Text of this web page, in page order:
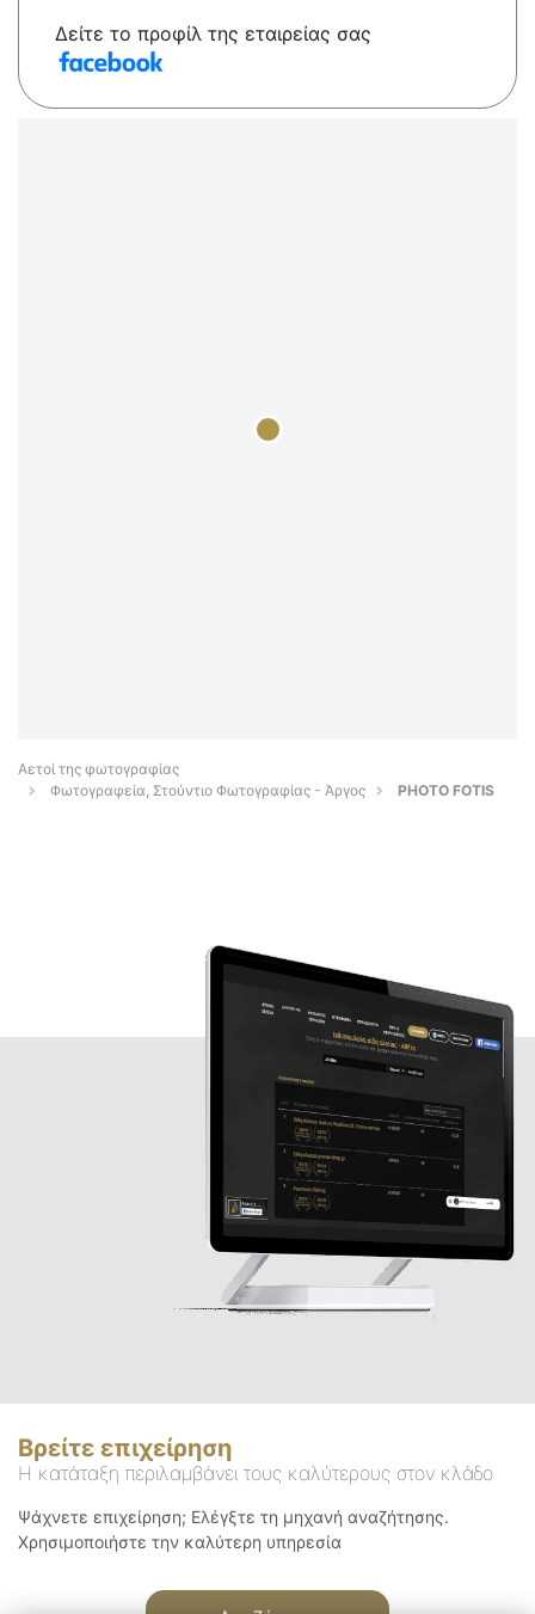
Δείτε το προφίλ της εταιρείας σας
Αετοί της φωτογραφίας
Φωτογραφεία, Στούντιο Φωτογραφίας - Άργος
PHOTO FOTIS
Βρείτε επιχείρηση
Η κατάταξη περιλαμβάνει τους καλύτερους στον κλάδο
Ψάχνετε επιχείρηση; Ελέγξτε τη μηχανή αναζήτησης.
Χρησιμοποιήστε την καλύτερη υπηρεσία